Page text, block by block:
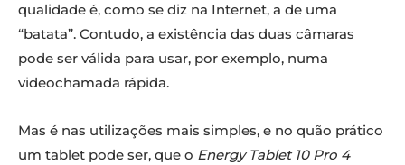
qualidade é, como se diz na Internet, a de uma
“batata”. Contudo, a existência das duas câmaras
pode ser válida para usar, por exemplo, numa
videochamada rápida.
Mas é nas utilizações mais simples, e no quão prático
um tablet pode ser, que o Energy Tablet 10 Pro 4